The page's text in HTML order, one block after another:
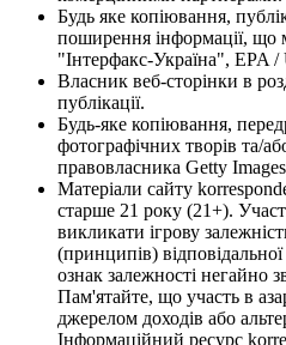
Будь яке копіювання,
поширення інформації, що
"Інтерфакс-Україна", EPA /
Власник веб-сторінки в
публікації.
Будь-яке копіювання,
фотографічних творів та/
правовласника Getty
Матеріали сайту
старше 21 року (21+).
викликати ігрову
(принципів)
ознак залежності негайно
Пам'ятайте, що участь в
джерелом доходів або
Інформаційний ресурс